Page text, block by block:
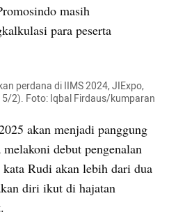
masih
para peserta
perdana di IIMS 2024, JIExpo,
2). Foto: Iqbal Firdaus/kumparan
akan menjadi panggung
debut pengenalan
diri ikut di hajatan